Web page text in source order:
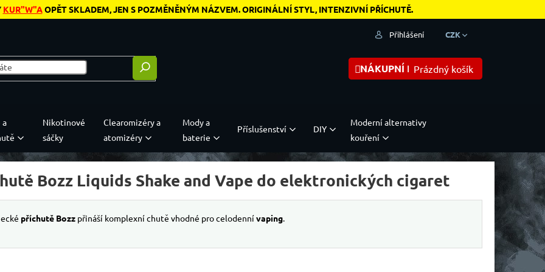
KUR"W"AOPĚT SKLADEM, JEN S POZMĚNĚNÝM NÁZVEM. ORIGINÁLNÍ STYL, INTENZIVNÍ PŘÍCHUTĚ.
CZK
Přihlášení
NÁKUPNÍ KOŠÍKPrázdný košík
a
Nikotinové
sáčky
Clearomizéry a
atomizéry
Mody a
baterie
Příslušenství DIY
Moderní alternativy
kouření
Bozz Liquids Shake and Vape do elektronických cigaret
příchutě Bozz přináší komplexní chutě vhodné pro celodennívaping